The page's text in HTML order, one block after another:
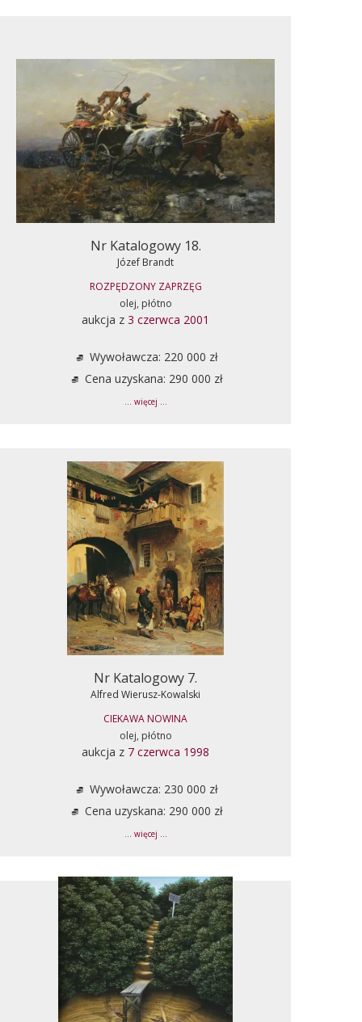
Nr Katalogowy 18.
Józef Brandt
ROZPĘDZONY ZAPRZĘG
olej, płótno
aukcja z 3 czerwca 2001
Wywoławcza: 220 000 zł
Cena uzyskana: 290 000 zł
... więcej ...
Nr Katalogowy 7.
Alfred Wierusz-Kowalski
CIEKAWA NOWINA
olej, płótno
aukcja z 7 czerwca 1998
Wywoławcza: 230 000 zł
Cena uzyskana: 290 000 zł
... więcej ...